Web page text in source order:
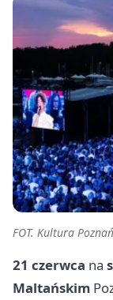
FOT. Kultura Poznań
21 czerwca na
Maltańskim